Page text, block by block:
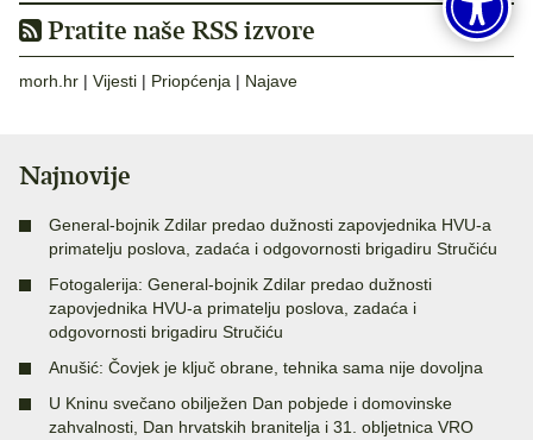
Pratite naše RSS izvore
morh.hr | Vijesti | Priopćenja | Najave
Najnovije
General-bojnik Zdilar predao dužnosti zapovjednika HVU-a
primatelju poslova, zadaća i odgovornosti brigadiru Stručiću
Fotogalerija: General-bojnik Zdilar predao dužnosti
zapovjednika HVU-a primatelju poslova, zadaća i
odgovornosti brigadiru Stručiću
Anušić: Čovjek je ključ obrane, tehnika sama nije dovoljna
U Kninu svečano obilježen Dan pobjede i domovinske
zahvalnosti, Dan hrvatskih branitelja i 31. obljetnica VRO